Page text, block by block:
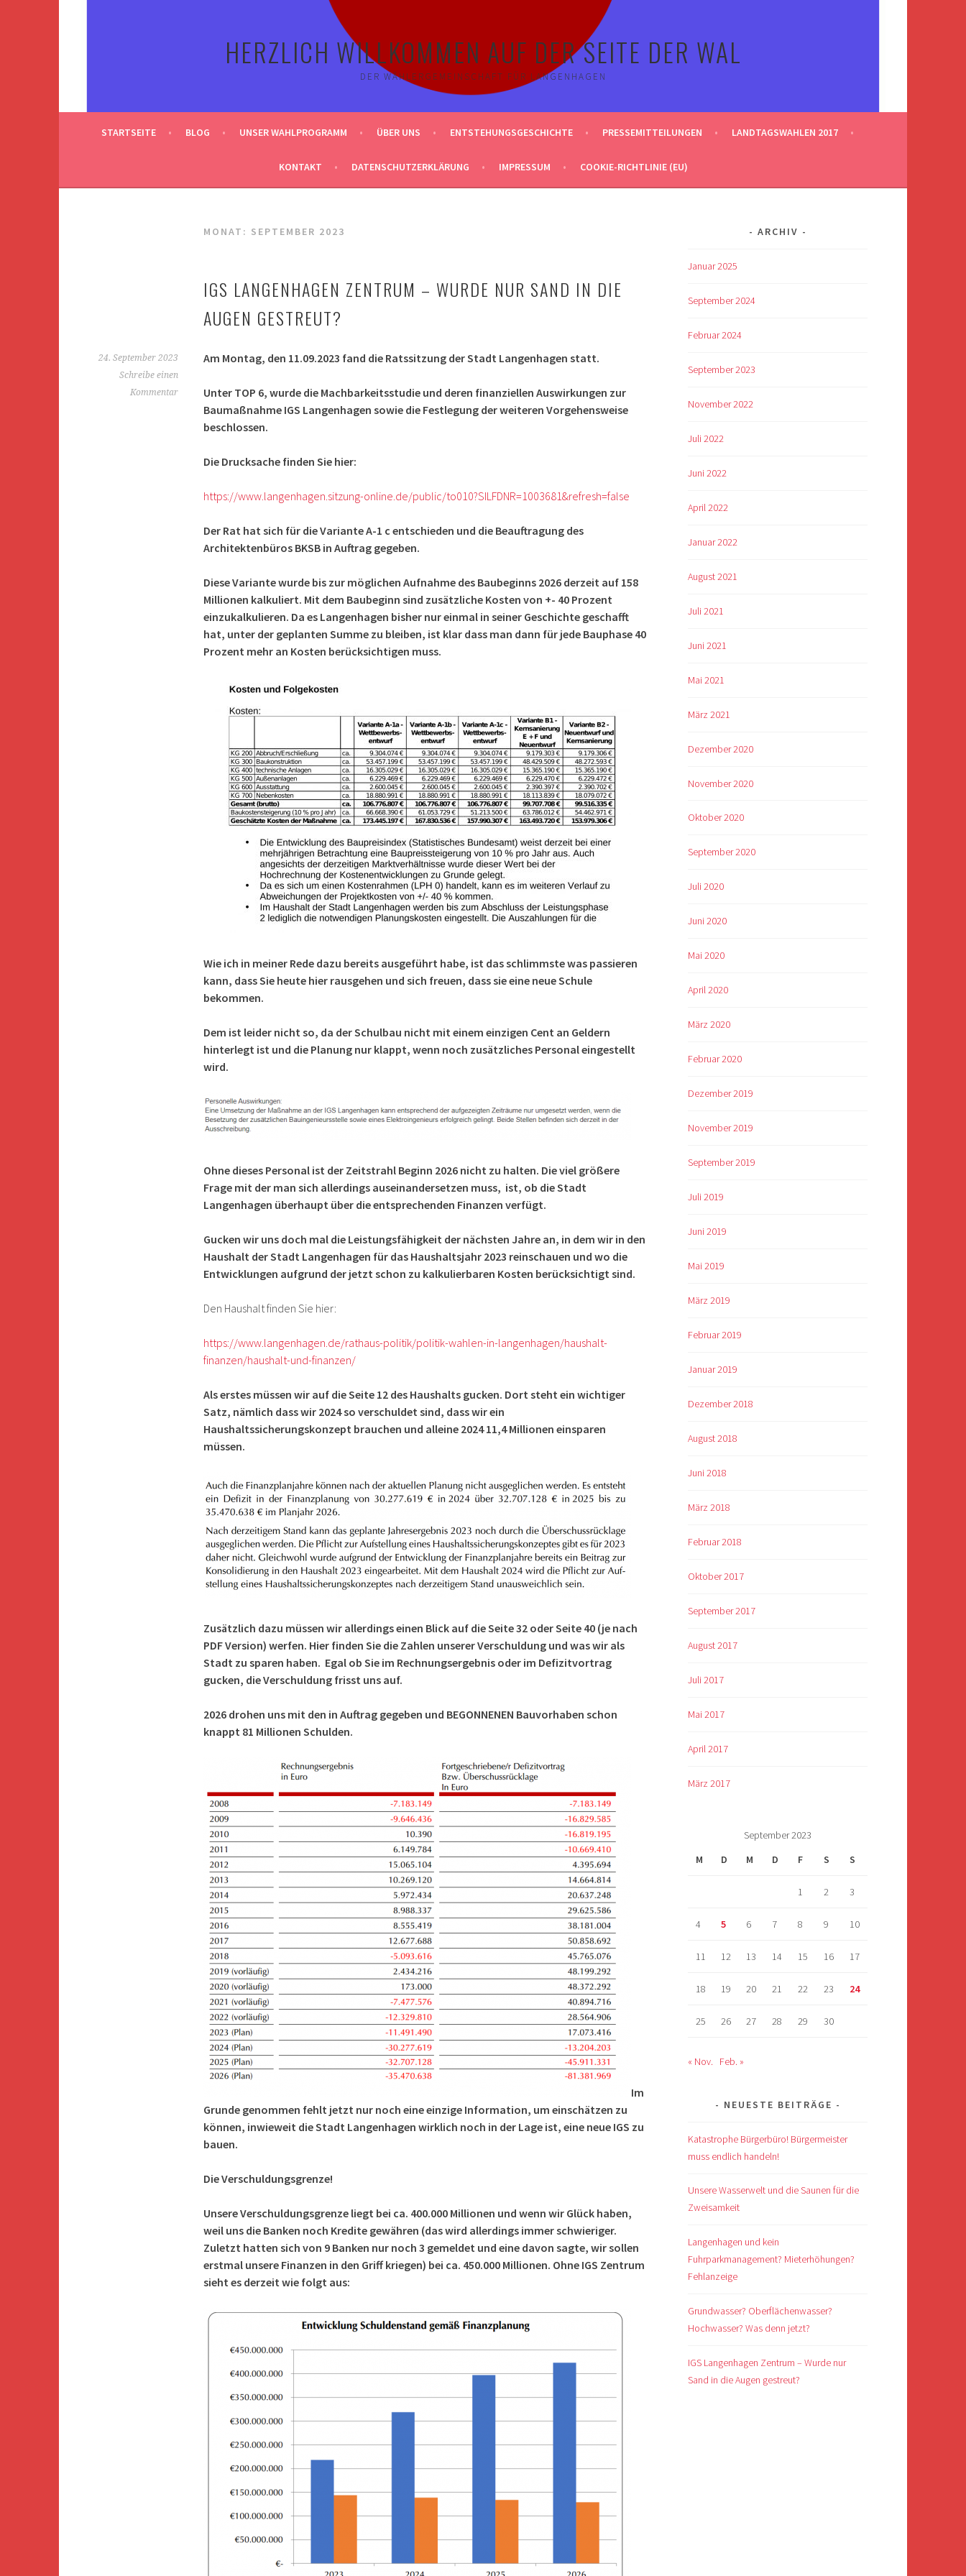
HERZLICH WILLKOMMEN AUF DER SEITE DER WAL
DER WÄHLERGEMEINSCHAFT FÜR LANGENHAGEN
STARTSEITE BLOG UNSER WAHLPROGRAMM ÜBER UNS ENTSTEHUNGSGESCHICHTE PRESSEMITTEILUNGEN LANDTAGSWAHLEN 2017
KONTAKT DATENSCHUTZERKLÄRUNG IMPRESSUM COOKIE-RICHTLINIE (EU)
MONAT: SEPTEMBER 2023
IGS LANGENHAGEN ZENTRUM – WURDE NUR SAND IN DIE
AUGEN GESTREUT?
24. September 2023
Schreibe einen
Kommentar
Am Montag, den 11.09.2023 fand die Ratssitzung der Stadt Langenhagen statt.
Unter TOP 6, wurde die Machbarkeitsstudie und deren finanziellen Auswirkungen zur
Baumaßnahme IGS Langenhagen sowie die Festlegung der weiteren Vorgehensweise
beschlossen.
Die Drucksache finden Sie hier:
https://www.langenhagen.sitzung-online.de/public/to010?SILFDNR=1003681&refresh=false
Der Rat hat sich für die Variante A-1 c entschieden und die Beauftragung des
Architektenbüros BKSB in Auftrag gegeben.
Diese Variante wurde bis zur möglichen Aufnahme des Baubeginns 2026 derzeit auf 158
Millionen kalkuliert. Mit dem Baubeginn sind zusätzliche Kosten von +- 40 Prozent
einzukalkulieren. Da es Langenhagen bisher nur einmal in seiner Geschichte geschafft
hat, unter der geplanten Summe zu bleiben, ist klar dass man dann für jede Bauphase 40
Prozent mehr an Kosten berücksichtigen muss.
Wie ich in meiner Rede dazu bereits ausgeführt habe, ist das schlimmste was passieren
kann, dass Sie heute hier rausgehen und sich freuen, dass sie eine neue Schule
bekommen.
Dem ist leider nicht so, da der Schulbau nicht mit einem einzigen Cent an Geldern
hinterlegt ist und die Planung nur klappt, wenn noch zusätzliches Personal eingestellt
wird.
Ohne dieses Personal ist der Zeitstrahl Beginn 2026 nicht zu halten. Die viel größere
Frage mit der man sich allerdings auseinandersetzen muss, ist, ob die Stadt
Langenhagen überhaupt über die entsprechenden Finanzen verfügt.
Gucken wir uns doch mal die Leistungsfähigkeit der nächsten Jahre an, in dem wir in den
Haushalt der Stadt Langenhagen für das Haushaltsjahr 2023 reinschauen und wo die
Entwicklungen aufgrund der jetzt schon zu kalkulierbaren Kosten berücksichtigt sind.
Den Haushalt finden Sie hier:
https://www.langenhagen.de/rathaus-politik/politik-wahlen-in-langenhagen/haushalt-
finanzen/haushalt-und-finanzen/
Als erstes müssen wir auf die Seite 12 des Haushalts gucken. Dort steht ein wichtiger
Satz, nämlich dass wir 2024 so verschuldet sind, dass wir ein
Haushaltssicherungskonzept brauchen und alleine 2024 11,4 Millionen einsparen
müssen.
Zusätzlich dazu müssen wir allerdings einen Blick auf die Seite 32 oder Seite 40 (je nach
PDF Version) werfen. Hier finden Sie die Zahlen unserer Verschuldung und was wir als
Stadt zu sparen haben. Egal ob Sie im Rechnungsergebnis oder im Defizitvortrag
gucken, die Verschuldung frisst uns auf.
2026 drohen uns mit den in Auftrag gegeben und BEGONNENEN Bauvorhaben schon
knappt 81 Millionen Schulden.
Im
Grunde genommen fehlt jetzt nur noch eine einzige Information, um einschätzen zu
können, inwieweit die Stadt Langenhagen wirklich noch in der Lage ist, eine neue IGS zu
bauen.
Die Verschuldungsgrenze!
Unsere Verschuldungsgrenze liegt bei ca. 400.000 Millionen und wenn wir Glück haben,
weil uns die Banken noch Kredite gewähren (das wird allerdings immer schwieriger.
Zuletzt hatten sich von 9 Banken nur noch 3 gemeldet und eine davon sagte, wir sollen
erstmal unsere Finanzen in den Griff kriegen) bei ca. 450.000 Millionen. Ohne IGS Zentrum
sieht es derzeit wie folgt aus:
ARCHIV
Januar 2025
September 2024
Februar 2024
September 2023
November 2022
Juli 2022
Juni 2022
April 2022
Januar 2022
August 2021
Juli 2021
Juni 2021
Mai 2021
März 2021
Dezember 2020
November 2020
Oktober 2020
September 2020
Juli 2020
Juni 2020
Mai 2020
April 2020
März 2020
Februar 2020
Dezember 2019
November 2019
September 2019
Juli 2019
Juni 2019
Mai 2019
März 2019
Februar 2019
Januar 2019
Dezember 2018
August 2018
Juni 2018
März 2018
Februar 2018
Oktober 2017
September 2017
August 2017
Juli 2017
Mai 2017
April 2017
März 2017
September 2023
M
D M D F S S
1 2 3
4 5 6 7 8 9 10
11 12 13 14 15 16 17
18 19 20 21 22 23 24
25 26 27 28 29 30
« Nov. Feb. »
NEUESTE BEITRÄGE
Katastrophe Bürgerbüro! Bürgermeister
muss endlich handeln!
Unsere Wasserwelt und die Saunen für die
Zweisamkeit
Langenhagen und kein
Fuhrparkmanagement? Mieterhöhungen?
Fehlanzeige
Grundwasser? Oberflächenwasser?
Hochwasser? Was denn jetzt?
IGS Langenhagen Zentrum – Wurde nur
Sand in die Augen gestreut?